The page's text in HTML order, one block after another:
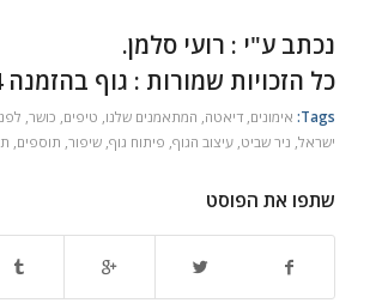
נכתב ע"י : רועי סלמן.
כל הזכויות שמורות : גוף בהזמנה 2014.
Tags: אימונים דיאטה המתאמנים שלנו טיפים כושר,
ישראל, ניר שביט עיצוב הגוף, פיתוח גוף, שיפור, תוספים
שתפו את הפוסט